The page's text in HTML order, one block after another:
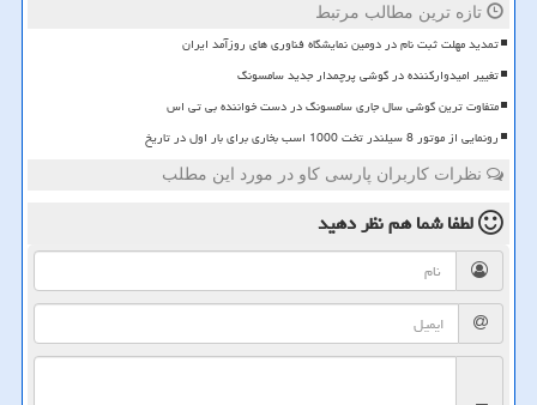
تازه ترین مطالب مرتبط
تمدید مهلت ثبت نام در دومین نمایشگاه فناوری های روزآمد ایران
تغییر امیدوارکننده در گوشی پرچمدار جدید سامسونگ
متفاوت ترین گوشی سال جاری سامسونگ در دست خواننده بی تی اس
رونمایی از موتور 8 سیلندر تخت 1000 اسب بخاری برای بار اول در تاریخ
نظرات کاربران پارسی کاو در مورد این مطلب
لطفا شما همنظر دهید